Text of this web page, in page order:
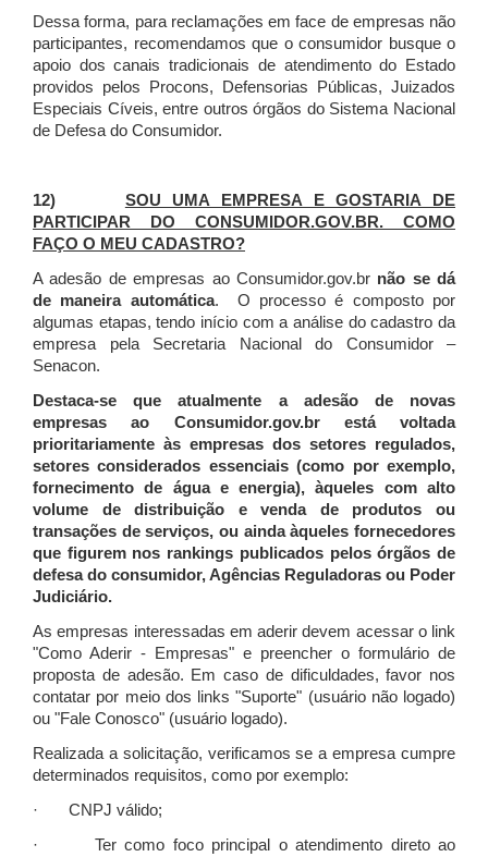
Dessa forma, para reclamações em face de empresas não
participantes, recomendamos que o consumidor busque o
apoio dos canais tradicionais de atendimento do Estado
providos pelos Procons, Defensorias Públicas, Juizados
Especiais Cíveis, entre outros órgãos do Sistema Nacional
de Defesa do Consumidor.
12) SOU UMA EMPRESA E GOSTARIA DE
PARTICIPAR DO CONSUMIDOR.GOV.BR. COMO
FAÇO O MEU CADASTRO?
A adesão de empresas ao Consumidor.gov.br não se dá
de maneira automática. O processo é composto por
algumas etapas, tendo início com a análise do cadastro da
empresa pela Secretaria Nacional do Consumidor –
Senacon.
Destaca-se que atualmente a adesão de novas
empresas ao Consumidor.gov.br está voltada
prioritariamente às empresas dos setores regulados,
setores considerados essenciais (como por exemplo,
fornecimento de água e energia), àqueles com alto
volume de distribuição e venda de produtos ou
transações de serviços, ou ainda àqueles fornecedores
que figurem nos rankings publicados pelos órgãos de
defesa do consumidor, Agências Reguladoras ou Poder
Judiciário.
As empresas interessadas em aderir devem acessar o link
"Como Aderir - Empresas" e preencher o formulário de
proposta de adesão. Em caso de dificuldades, favor nos
contatar por meio dos links "Suporte" (usuário não logado)
ou "Fale Conosco" (usuário logado).
Realizada a solicitação, verificamos se a empresa cumpre
determinados requisitos, como por exemplo:
· CNPJ válido;
· Ter como foco principal o atendimento direto ao